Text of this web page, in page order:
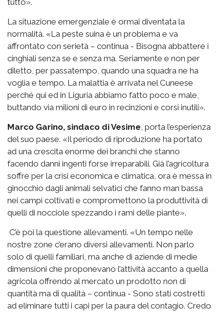
La situazione emergenziale è ormai diventata la
normalità. «La peste suina è un problema e va
affrontato con serietà – continua - Bisogna abbattere i
cinghiali senza se e senza ma. Seriamente e non per
diletto, per passatempo, quando una squadra ne ha
voglia e tempo. La malattia è arrivata nel Cuneese
perché qui ed in Liguria abbiamo fatto poco e male,
buttando via milioni di euro in recinzioni e corsi inutili».
Marco Garino, sindaco di Vesime , porta l’esperienza
del suo paese. «Il periodo di riproduzione ha portato
ad una crescita enorme dei branchi che stanno
facendo danni ingenti forse irreparabili. Già l’agricoltura
soffre per la crisi economica e climatica, ora è messa in
ginocchio dagli animali selvatici che fanno man bassa
nei campi coltivati e compromettono la produttività di
quelli di nocciole spezzando i rami delle piante».
C’è poi la questione allevamenti. «Un tempo nelle
nostre zone c’erano diversi allevamenti. Non parlo
solo di quelli familiari, ma anche di aziende di medie
dimensioni che proponevano l’attività accanto a quella
agricola offrendo al mercato un prodotto non di
quantità ma di qualità – continua - Sono stati costretti
ad eliminare tutti i capi per la paura del contagio. Credo